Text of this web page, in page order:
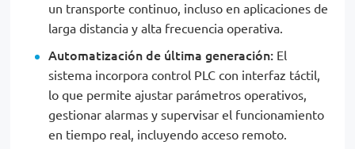
un transporte continuo, incluso en aplicaciones de
larga distancia y alta frecuencia operativa.
Automatización de última generación:El
sistema incorpora control PLC con interfaz táctil,
lo que permite ajustar parámetros operativos,
gestionar alarmas y supervisar el funcionamiento
en tiempo real, incluyendo acceso remoto.